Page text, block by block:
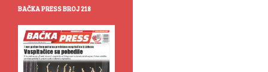
BAČKA PRESS BROJ 218